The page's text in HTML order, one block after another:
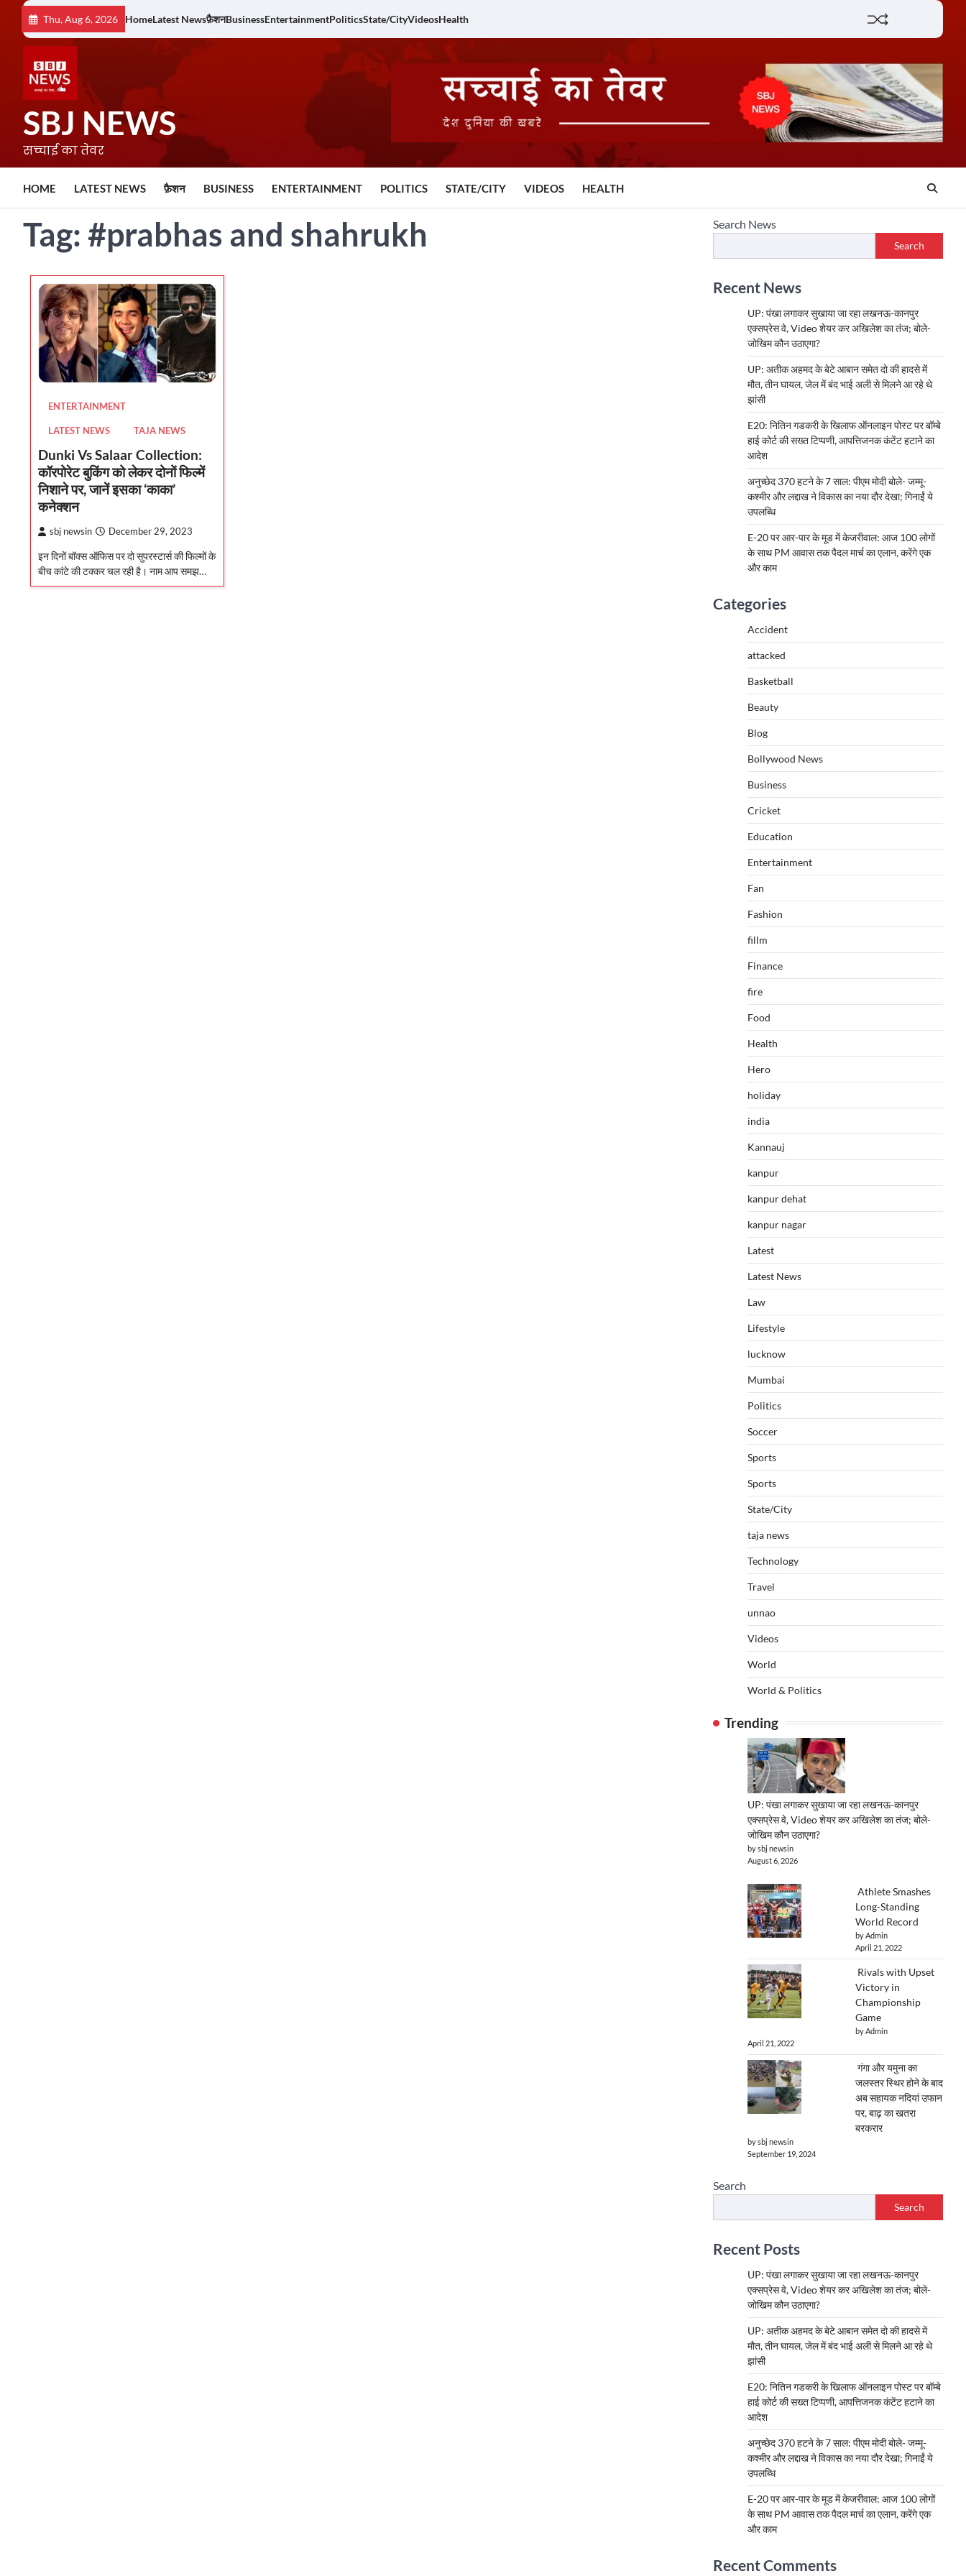
content
Thu, Aug 6, 2026 HomeLatest Newsफ़ैशनBusinessEntertainmentPoliticsState/CityVideosHealth
SBJ NEWS
सच्चाई का तेवर
HOME LATEST NEWS फ़ैशन BUSINESS ENTERTAINMENT POLITICS STATE/CITY VIDEOS HEALTH
Tag: #prabhas and shahrukh
ENTERTAINMENT
LATEST NEWS TAJA NEWS
Dunki Vs Salaar Collection:
कॉरपोरेट बुकिंग को लेकर दोनों फिल्में
निशाने पर, जानें इसका ‘काका’
कनेक्शन
sbj newsin December 29, 2023
इन दिनों बॉक्स ऑफिस पर दो सुपरस्टार्स की फिल्मों के
बीच कांटे की टक्कर चल रही है। नाम आप समझ…
Search News
Search
Recent News
UP: पंखा लगाकर सुखाया जा रहा लखनऊ-कानपुर
एक्सप्रेस वे, Video शेयर कर अखिलेश का तंज; बोले-
जोखिम कौन उठाएगा?
UP: अतीक अहमद के बेटे आबान समेत दो की हादसे में
मौत, तीन घायल, जेल में बंद भाई अली से मिलने आ रहे थे
झांसी
E20: नितिन गडकरी के खिलाफ ऑनलाइन पोस्ट पर बॉम्बे
हाई कोर्ट की सख्त टिप्पणी, आपत्तिजनक कंटेंट हटाने का
आदेश
अनुच्छेद 370 हटने के 7 साल: पीएम मोदी बोले- जम्मू-
कश्मीर और लद्दाख ने विकास का नया दौर देखा; गिनाईं ये
उपलब्धि
E-20 पर आर-पार के मूड में केजरीवाल: आज 100 लोगों
के साथ PM आवास तक पैदल मार्च का एलान, करेंगे एक
और काम
Categories
Accident
attacked
Basketball
Beauty
Blog
Bollywood News
Business
Cricket
Education
Entertainment
Fan
Fashion
fillm
Finance
fire
Food
Health
Hero
holiday
india
Kannauj
kanpur
kanpur dehat
kanpur nagar
Latest
Latest News
Law
Lifestyle
lucknow
Mumbai
Politics
Soccer
Sports
Sports
State/City
taja news
Technology
Travel
unnao
Videos
World
World & Politics
Trending
UP: पंखा लगाकर सुखाया जा रहा लखनऊ-कानपुर
एक्सप्रेस वे, Video शेयर कर अखिलेश का तंज; बोले-
जोखिम कौन उठाएगा?
by sbj newsin
August 6, 2026
Athlete Smashes
Long-Standing
World Record
by Admin
April 21, 2022
Rivals with Upset
Victory in
Championship
Game
by Admin
April 21, 2022
गंगा और यमुना का
जलस्तर स्थिर होने के बाद
अब सहायक नदियां उफान
पर, बाढ़ का खतरा
बरकरार
by sbj newsin
September 19, 2024
Search
Search
Recent Posts
UP: पंखा लगाकर सुखाया जा रहा लखनऊ-कानपुर
एक्सप्रेस वे, Video शेयर कर अखिलेश का तंज; बोले-
जोखिम कौन उठाएगा?
UP: अतीक अहमद के बेटे आबान समेत दो की हादसे में
मौत, तीन घायल, जेल में बंद भाई अली से मिलने आ रहे थे
झांसी
E20: नितिन गडकरी के खिलाफ ऑनलाइन पोस्ट पर बॉम्बे
हाई कोर्ट की सख्त टिप्पणी, आपत्तिजनक कंटेंट हटाने का
आदेश
अनुच्छेद 370 हटने के 7 साल: पीएम मोदी बोले- जम्मू-
कश्मीर और लद्दाख ने विकास का नया दौर देखा; गिनाईं ये
उपलब्धि
E-20 पर आर-पार के मूड में केजरीवाल: आज 100 लोगों
के साथ PM आवास तक पैदल मार्च का एलान, करेंगे एक
और काम
Recent Comments